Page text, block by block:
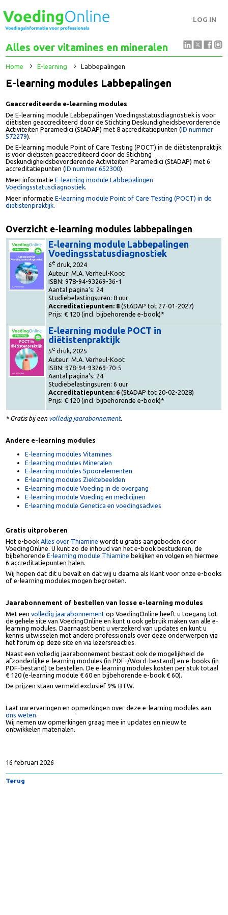
LOG IN
Alles over vitamines en mineralen
Home E-learning Labbepalingen
E-learning modules Labbepalingen
Geaccrediteerde e-learning modules
De E-learning module Labbepalingen Voedingsstatusdiagnostiek is voor
diëtisten geaccrediteerd door de Stichting
Activiteiten Paramedici (StADAP) met 8 accreditatiepunten (
572279
De E-learning module Point of Care Testing (POCT) in de
is voor diëtisten geaccrediteerd door de Stichting
Deskundigheidsbevorderende Activiteiten Paramedici (StADAP) met 6
accreditatiepunten (ID nummer 652300).
Meer informatieE-learning module Labbepalingen
Voedingsstatusdiagnostiek.
Meer informatie
Overzicht e-learning modules labbepalingen
E-learning module Labbepalingen
Voedingsstatusdiagnostiek
6edruk, 2024
Auteur: M.A. Verheul-Koot
ISBN: 978-94-93269-36-1
Aantal pagina's: 24
Studiebelastingsuren: 8 uur
Prijs: € 120 (incl. bijbehorende e-book)*
E-learning module POCT in
diëtistenpraktijk
5edruk, 2025
Auteur: M.A. Verheul-Koot
ISBN: 978-94-93269-70-5
Aantal pagina's: 24
Studiebelastingsuren: 6 uur
Accreditatiepunten: 6(StADAP tot 20-02-2028)
Prijs: € 120 (incl. bijbehorende e-book)*
* Gratis bij eenvolledig jaarabonnement
Andere e-learning modules
E-learning modules Vitamines
E-learning modules Mineralen
E-learning modules Spoorelementen
E-learning modules Ziektebeelden
E-learning module Genetica en voedingsadvies
Gratis uitproberen
Het e-book
Alles over Thiamine
wordt u gratis aangeboden door
VoedingOnline. U kunt zo de inhoud van het e-book bestuderen, de
bijbehorendeE-learning module Thiamine
Wij hopen dat dit u bevalt en dat wij u daarna als klant voor onze e-
of e-learning modules mogen begroeten.
Jaarabonnement of bestellen van losse e-learning modules
Met eenvolledig jaarabonnementop VoedingOnline heeft u toegang
de gehele site van VoedingOnline en kunt u ook gebruik maken van alle
learning modules. Daarnaast bent u verzekerd van updates en kunt u
kennis uitwisselen met andere professionals over deze onderwerpen
het forum op deze site en via lezersreacties.
Naast een volledig jaarabonnement bestaat ook de mogelijkheid de
€ 120 (e-learning module € 60 en bijbehorende e-book € 60).
De prijzen staan vermeld exclusief 9% BTW.
Wij nemen uw opmerkingen graag mee in updates en nieuw te